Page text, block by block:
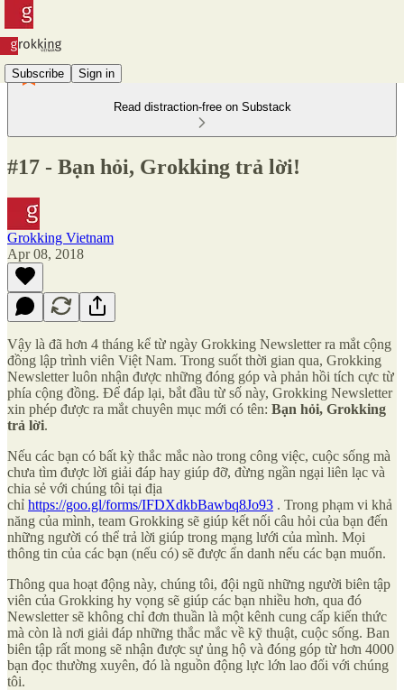
Subscribe Sign in
Read distraction-free on Substack
#17 - Bạn hỏi, Grokking trả lời!
Grokking Vietnam
Apr 08, 2018
Vậy là đã hơn 4 tháng kể từ ngày Grokking Newsletter ra mắt cộng
đồng lập trình viên Việt Nam. Trong suốt thời gian qua, Grokking
Newsletter luôn nhận được những đóng góp và phản hồi tích cực từ
phía cộng đồng. Để đáp lại, bắt đầu từ số này, Grokking Newsletter
xin phép được ra mắt chuyên mục mới có tên: Bạn hỏi, Grokking
trả lời.
Nếu các bạn có bất kỳ thắc mắc nào trong công việc, cuộc sống mà
chưa tìm được lời giải đáp hay giúp đỡ, đừng ngần ngại liên lạc và
chia sẻ với chúng tôi tại địa
chỉ https://goo.gl/forms/IFDXdkbBawbq8Jo93 . Trong phạm vi khả
năng của mình, team Grokking sẽ giúp kết nối câu hỏi của bạn đến
những người có thể trả lời giúp trong mạng lưới của mình. Mọi
thông tin của các bạn (nếu có) sẽ được ẩn danh nếu các bạn muốn.
Thông qua hoạt động này, chúng tôi, đội ngũ những người biên tập
viên của Grokking hy vọng sẽ giúp các bạn nhiều hơn, qua đó
Newsletter sẽ không chỉ đơn thuần là một kênh cung cấp kiến thức
mà còn là nơi giải đáp những thắc mắc về kỹ thuật, cuộc sống. Ban
biên tập rất mong sẽ nhận được sự ủng hộ và đóng góp từ hơn 4000
bạn đọc thường xuyên, đó là nguồn động lực lớn lao đối với chúng
tôi.